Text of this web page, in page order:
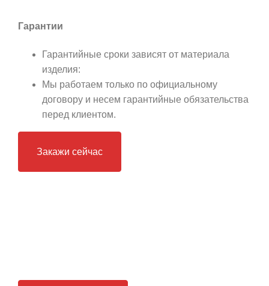
Гарантии
Гарантийные сроки зависят от материала
изделия:
Мы работаем только по официальному
договору и несем гарантийные обязательства
перед клиентом.
Закажи сейчас